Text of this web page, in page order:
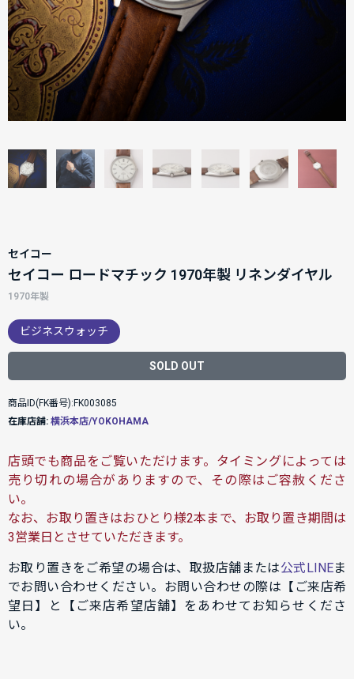
セイコー
セイコー ロードマチック 1970年製 リネンダイヤル
1970年製
ビジネスウォッチ
SOLD OUT
商品ID(FK番号):FK003085
在庫店舗: 横浜本店/YOKOHAMA
店頭でも商品をご覧いただけます。タイミングによっては
売り切れの場合がありますので、その際はご容赦くださ
い。
なお、お取り置きはおひとり様2本まで、お取り置き期間は
3営業日とさせていただきます。
お取り置きをご希望の場合は、取扱店舗または公式LINEま
でお問い合わせください。お問い合わせの際は【ご来店希
望日】と【ご来店希望店舗】をあわせてお知らせくださ
い。